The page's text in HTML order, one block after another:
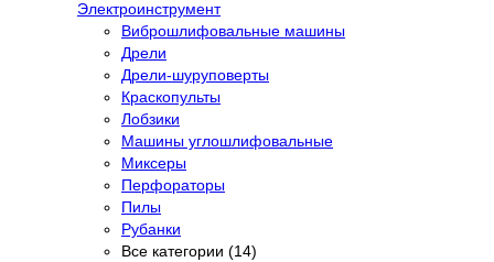
Электроинструмент
Виброшлифовальные машины
Дрели
Дрели-шуруповерты
Краскопульты
Лобзики
Машины углошлифовальные
Миксеры
Перфораторы
Пилы
Рубанки
Все категории (14)